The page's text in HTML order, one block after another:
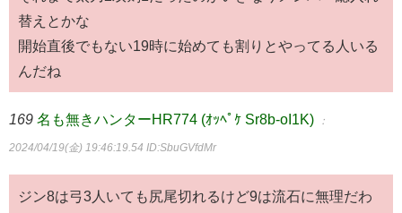
替えとかな
開始直後でもない19時に始めても割りとやってる人いる
んだね
169 名も無きハンターHR774 (ｵｯﾍﾟｹ Sr8b-oI1K) ：
2024/04/19(金) 19:46:19.54 ID:SbuGVfdMr
ジン8は弓3人いても尻尾切れるけど9は流石に無理だわ